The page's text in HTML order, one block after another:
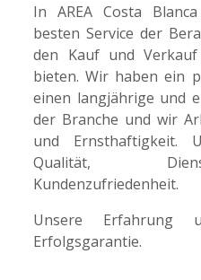
In AREA Costa
besten Service der
den Kauf und
bieten. Wir haben ein
einen langjährige und
der Branche und wir
und Ernsthaftigkeit.
Qualität,
Kundenzufriedenheit.
Unsere Erfahrung
Erfolgsgarantie.